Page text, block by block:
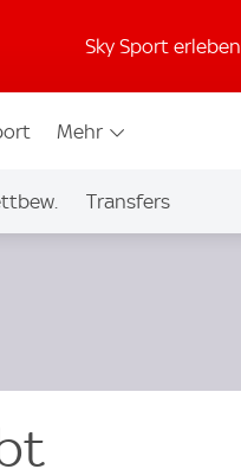
Sky Sport erleben
Mehr
Transfers